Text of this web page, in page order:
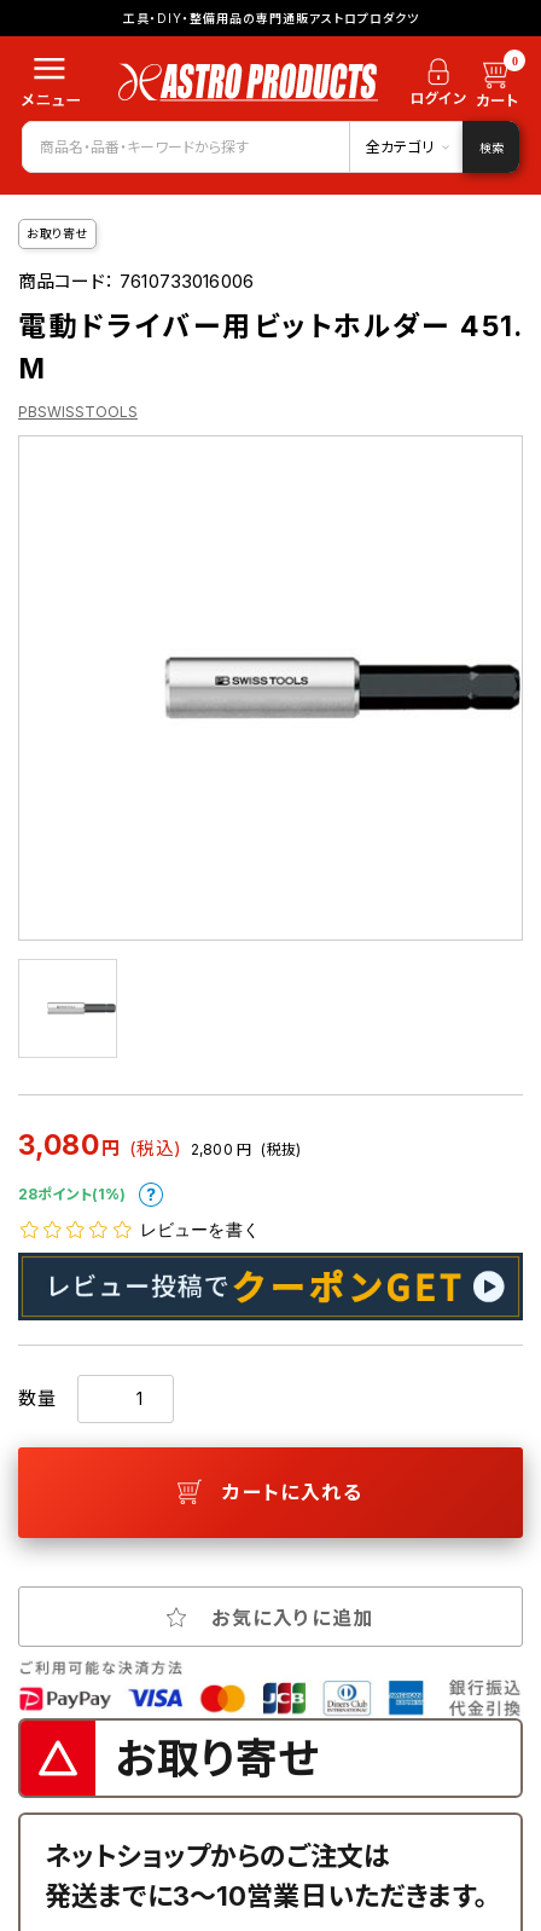
工具・DIY・整備用品の専門通販アストロプロダクツ
0
全カテゴリ 検索
お取り寄せ
商品コード： 7610733016006
電動ドライバー用ビットホルダー 451.
M
PBSWISSTOOLS
3,080 円 (税込) 2,800 円 (税抜)
28ポイント(1%)
レビューを書く
数量
カートに入れる
お気に入りに追加
お取り寄せ
ネットショップからのご注文は
発送までに3～10営業日いただきます。